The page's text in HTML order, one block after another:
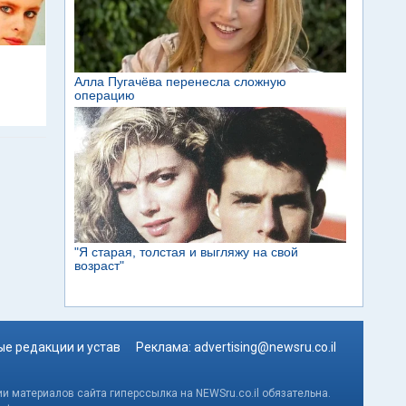
редакции и устав Реклама: advertising@newsru.co.il
сайта гиперссылка на NEWSru.co.il обязательна.